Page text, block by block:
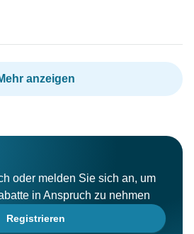
anzeigen
oder melden Sie sich an, um
in Anspruch zu nehmen
Registrieren